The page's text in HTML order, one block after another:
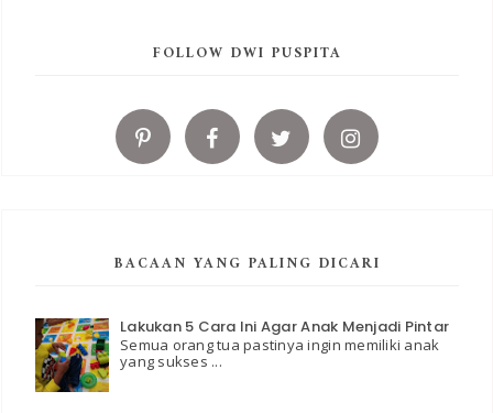
FOLLOW DWI PUSPITA
BACAAN YANG PALING DICARI
Lakukan 5 Cara Ini Agar Anak Menjadi Pintar
Semua orang tua pastinya ingin memiliki anak
yang sukses ...